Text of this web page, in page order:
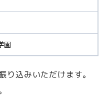
園
り込みいただけます。